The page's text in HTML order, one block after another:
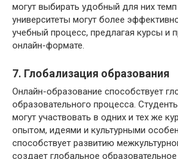
могут выбирать удобный для них
университеты могут более
учебный процесс, предлагая курсы и
онлайн-формате.
7. Глобализация образования
Онлайн-образование способствует
образовательного процесса.
могут участвовать в одних и тех же
опытом, идеями и культурными
способствует развитию
создает глобальное